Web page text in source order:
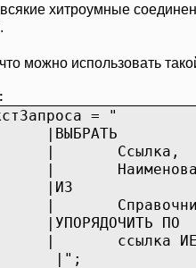
хитроумные
можно использовать
= "
|ВЫБРАТЬ
| Ссылка,
|
|ИЗ
|
|УПОРЯДОЧИТЬ ПО
|
ссылка
|";